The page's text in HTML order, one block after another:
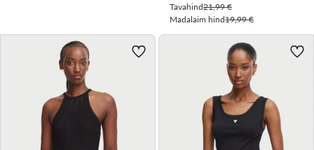
Tavahind21,99 €
Madalaim hind19,99 €